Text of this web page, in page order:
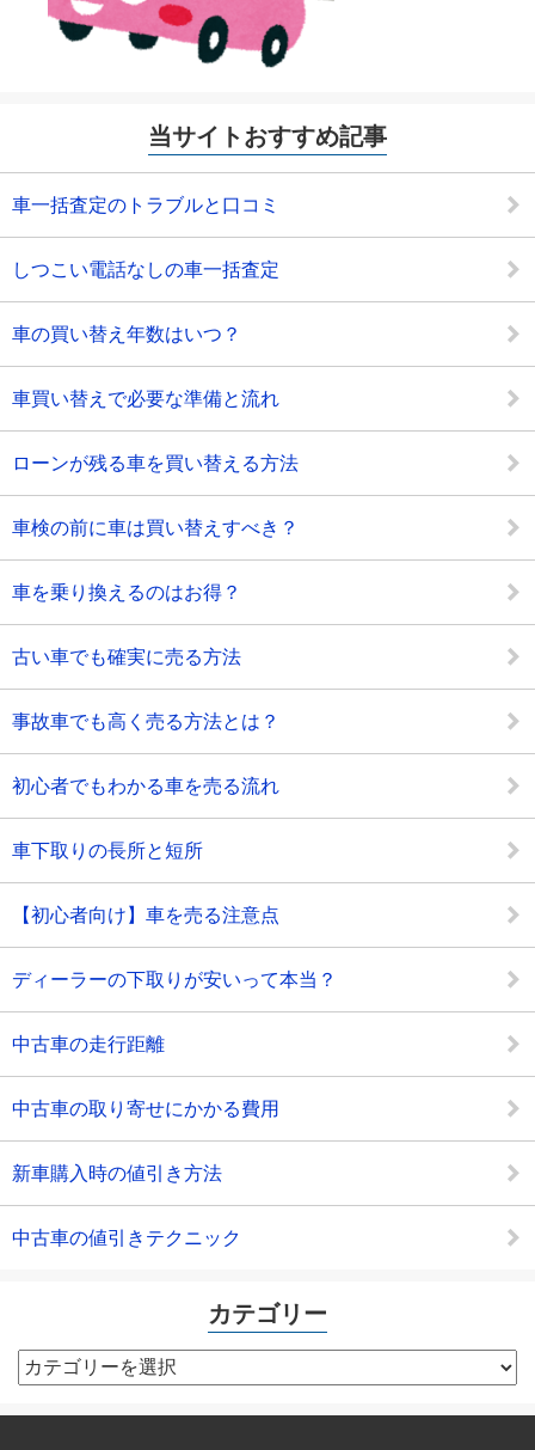
当サイトおすすめ記事
車一括査定のトラブルと口コミ
しつこい電話なしの車一括査定
車の買い替え年数はいつ？
車買い替えで必要な準備と流れ
ローンが残る車を買い替える方法
車検の前に車は買い替えすべき？
車を乗り換えるのはお得？
古い車でも確実に売る方法
事故車でも高く売る方法とは？
初心者でもわかる車を売る流れ
車下取りの長所と短所
【初心者向け】車を売る注意点
ディーラーの下取りが安いって本当？
中古車の走行距離
中古車の取り寄せにかかる費用
新車購入時の値引き方法
中古車の値引きテクニック
カテゴリー
カ
テ
ゴ